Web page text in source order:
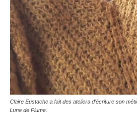
Claire Eustache a fait des ateliers d'écriture son
Lune de Plume.